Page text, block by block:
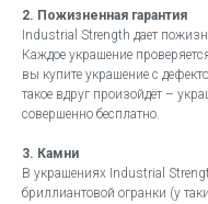
2. Пожизненная гарантия
Industrial Strength дает
Каждое украшение
вы купите украшение с
такое вдруг произойдёт –
совершенно бесплатно.
3. Камни
В украшениях Industrial
бриллиантовой огранки (у